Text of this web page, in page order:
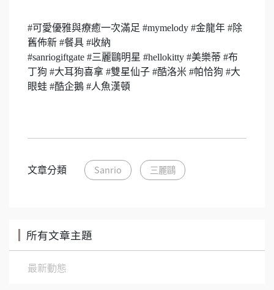
#可愛優雅與療癒一次滿足 #mymelody #金龍年 #除
舊佈新 #餐具 #收納
#sanriogiftgate #三麗鷗明星 #hellokitty #美樂蒂 #布
丁狗 #大耳狗喜拿 #雙星仙子 #酷洛米 #帕恰狗 #大
眼蛙 #酷企鵝 #人魚漢頓
文章分類 Sanrio 三麗鷗
所有文章主題
最新動態